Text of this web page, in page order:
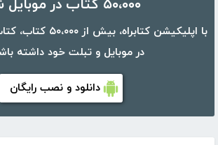
۵۰،۰۰۰ کتاب در موبایل شما
با اپلیکیشن
در موبایل و تبلت خود داشته
دانلود و نصب رایگان